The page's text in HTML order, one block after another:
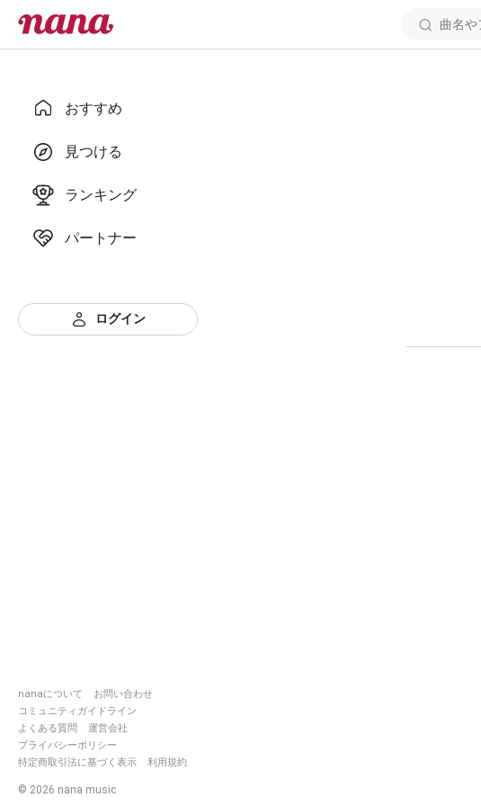
おすすめ
見つける
ランキング
パートナー
ログイン
nanaについて
お問い合わせ
コミュニティガイドライン
よくある質問
運営会社
プライバシーポリシー
特定商取引法に基づく表示
利用規約
© 2026 nana music